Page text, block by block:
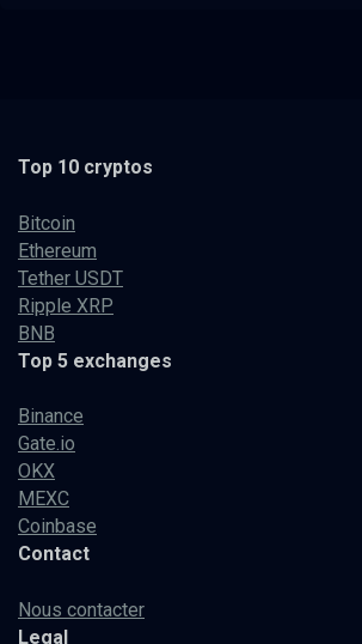
Top 10 cryptos
Bitcoin
Ethereum
Tether USDT
Ripple XRP
BNB
Top 5 exchanges
Binance
Gate.io
OKX
MEXC
Coinbase
Contact
Nous contacter
Legal